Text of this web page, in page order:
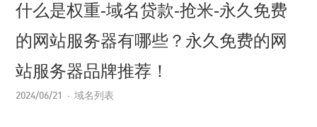
什么是权重-域名贷款-抢米-永久免费
的网站服务器有哪些？永久免费的网
站服务器品牌推荐！
2024/06/21 域名列表